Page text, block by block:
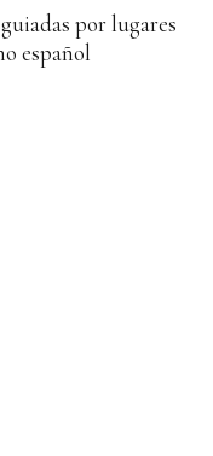
por lugares
español